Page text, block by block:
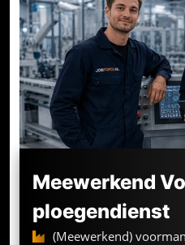
Meewerkend
ploegendienst
(Meewerkend) voorman